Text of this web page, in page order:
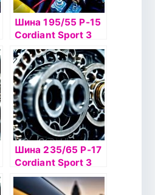
Шина 195/55 Р-15
Cordiant Sport 3
PS-2 85V б/к
Шина 235/65 Р-17
Cordiant Sport 3
108V б/к